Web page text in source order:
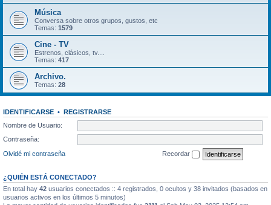
Música
Conversa sobre otros grupos, gustos, etc
Temas: 1579
Cine - TV
Estrenos, clásicos, tv....
Temas: 417
Archivo.
Temas: 28
IDENTIFICARSE • REGISTRARSE
Nombre de Usuario:
Contraseña:
Olvidé mi contraseña
Recordar
¿QUIÉN ESTÁ CONECTADO?
En total hay 42 usuarios conectados :: 4 registrados, 0 ocultos y 38 invitados (basados en
usuarios activos en los últimos 5 minutos)